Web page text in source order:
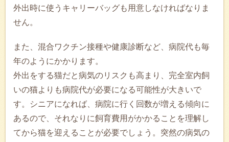
外出時に使うキャリーバッグも用意しなければなりま
せん。
また、混合ワクチン接種や健康診断など、病院代も毎
年のようにかかります。
外出をする猫だと病気のリスクも高まり、完全室内飼
いの猫よりも病院代が必要になる可能性が大きいで
す。シニアになれば、病院に行く回数が増える傾向に
あるので、それなりに飼育費用がかかることを理解し
てから猫を迎えることが必要でしょう。突然の病気の